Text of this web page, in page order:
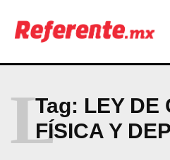
CONTACT
Tag: LEY DE
FÍSICA Y
L